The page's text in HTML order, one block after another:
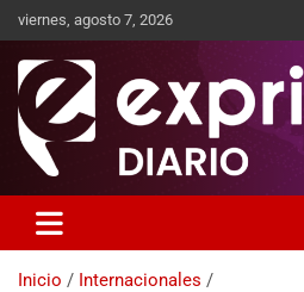
viernes, agosto 7, 2026
Exprimidor media
Inicio
Internacionales